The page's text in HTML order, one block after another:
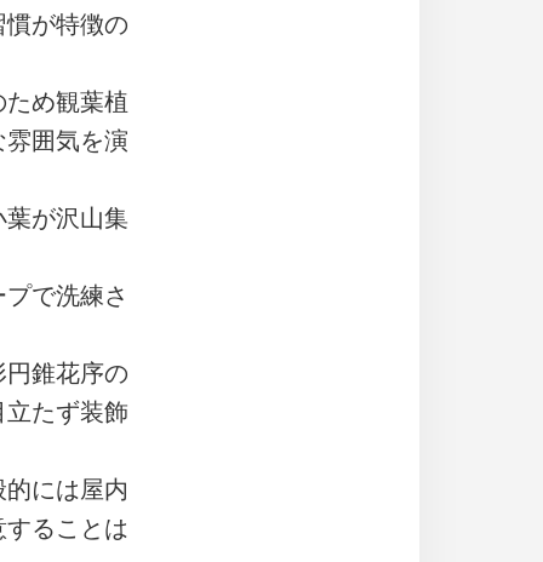
が特徴の
め観葉植
囲気を演
が沢山集
で洗練さ
錐花序の
たず装飾
には屋内
ることは